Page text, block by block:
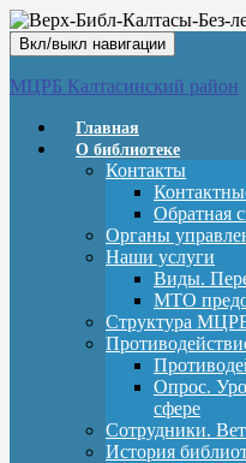
Вкл/выкл навигации
МЦРБ Калтасинский район
Главная
О библиотеке
Контакты
Обратная
Органы
Наши услуги
Виды.
МТО
Структура
Опрос.
сфере
Сотрудники.
История